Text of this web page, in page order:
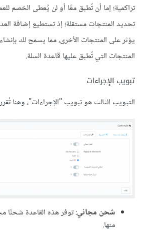
تراكمية؛ إما أن تُطبق معًا أو لن يُعطى الخصم
تحديد المنتجات مستقلة؛ إذ تستطيع إضافة
يؤثر على المنتجات الأخرى، مما يسمح لك
المنتجات التي تُطبق عليها قاعدة السلة.
تبويب الإجراءات
التبويب الثالث هو تبويب "الإجراءات"، وهنا
شحن مجاني: توفر هذه القاعدة شحنًا
منها.